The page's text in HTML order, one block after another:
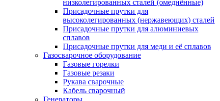
низколегированных сталей (омеднённые)
Присадочные прутки для
высоколегированных (нержавеющих) сталей
Присадочные прутки для алюминиевых
сплавов
Присадочные прутки для меди и её сплавов
Газосварочное оборудование
Газовые горелки
Газовые резаки
Рукава сварочные
Кабель сварочный
Генераторы